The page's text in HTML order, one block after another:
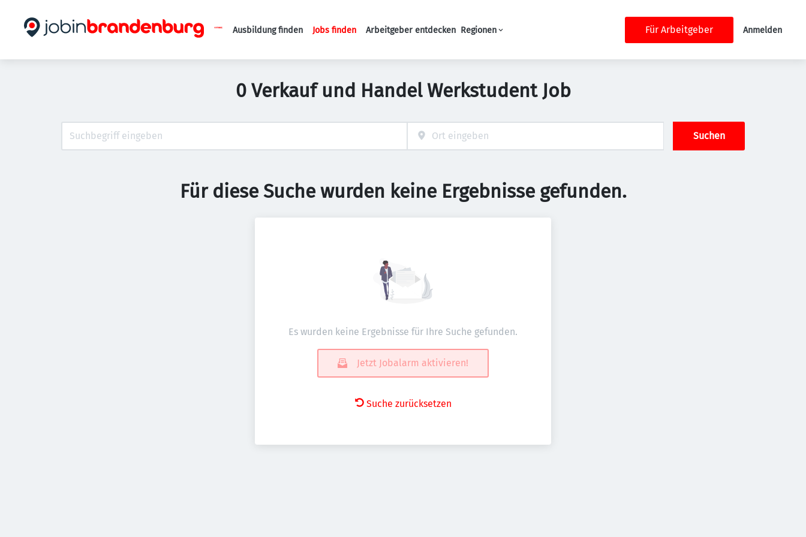
Haupt-Navigation
Ausbildung finden Jobs finden Arbeitgeber entdecken Regionen Für Arbeitgeber Anmelden
0 Verkauf und Handel Werkstudent Job
Suchen
Für diese Suche wurden keine Ergebnisse gefunden.
Es wurden keine Ergebnisse für Ihre Suche gefunden.
Jetzt Jobalarm aktivieren!
Suche zurücksetzen